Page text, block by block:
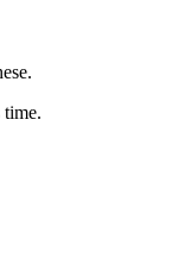
time.